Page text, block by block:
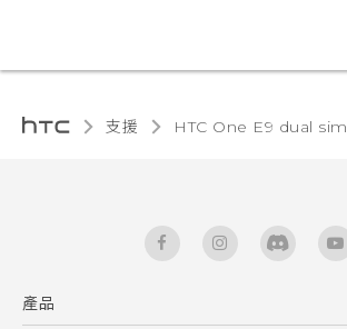
支援 HTC One E9 dual sim‎
產品